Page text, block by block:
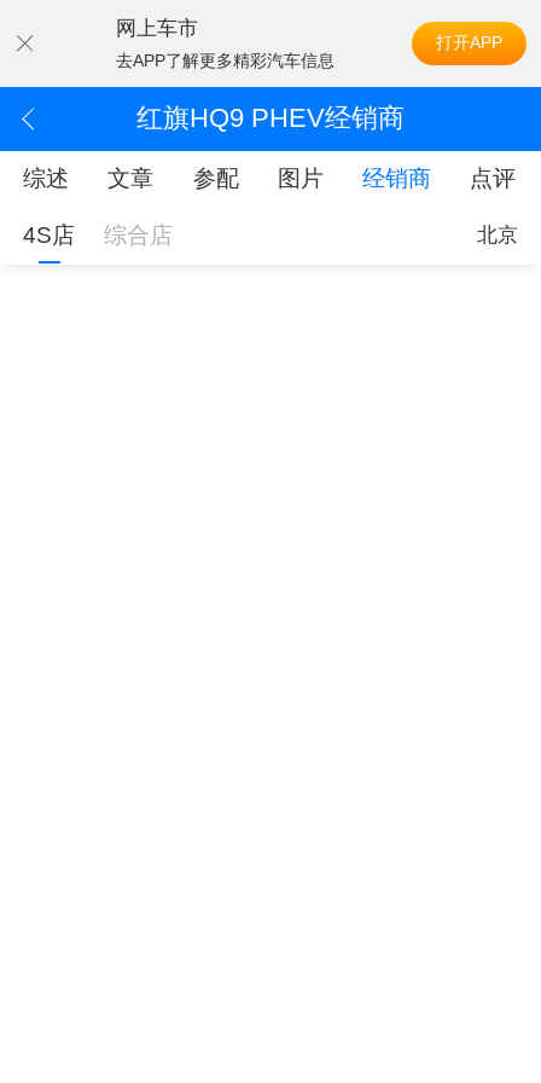
网上车市
去APP了解更多精彩汽车信息
打开APP
红旗HQ9 PHEV经销商
综述 文章 参配 图片 经销商 点评
4S店 综合店 北京